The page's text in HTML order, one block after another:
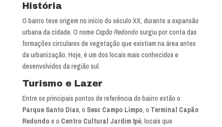
História
O bairro teve origem no início do século XX, durante a expansão
urbana da cidade. O nome Capão Redondo surgiu por conta das
formações circulares de vegetação que existiam na área antes
da urbanização. Hoje, é um dos locais mais conhecidos e
desenvolvidos da região sul.
Turismo e Lazer
Entre os principais pontos de referência do bairro estão o
Parque Santo Dias, o Sesc Campo Limpo, o Terminal Capão
Redondo e o Centro Cultural Jardim Ipê, locais que